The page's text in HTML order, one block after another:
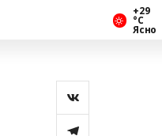
+29
°С
Ясно